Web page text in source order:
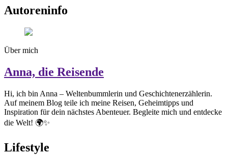
Autoreninfo
Über mich
Anna, die Reisende
Hi, ich bin Anna – Weltenbummlerin und Geschichtenerzählerin.
Auf meinem Blog teile ich meine Reisen, Geheimtipps und
Inspiration für dein nächstes Abenteuer. Begleite mich und entdecke
die Welt! 🌍✨
Lifestyle